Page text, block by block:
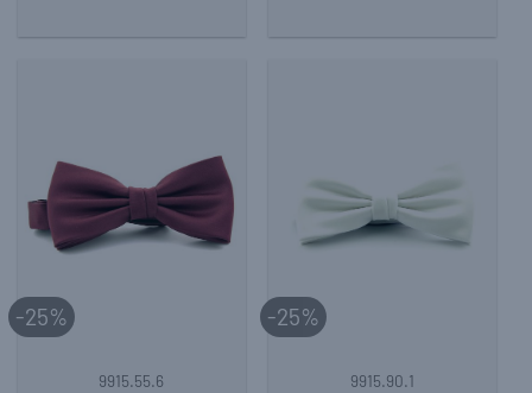
-25%
9915.55.6
-25%
9915.90.1